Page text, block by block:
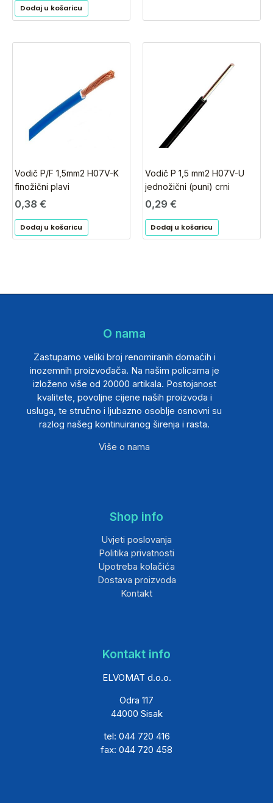
Dodaj u košaricu
Vodič P/F 1,5mm2 H07V-K
finožični plavi
0,38 €
Dodaj u košaricu
Vodič P 1,5 mm2 H07V-U
jednožični (puni) crni
0,29 €
Dodaj u košaricu
O nama
Zastupamo veliki broj renomiranih domaćih i
inozemnih proizvođača. Na našim policama je
izloženo više od 20000 artikala. Postojanost
kvalitete, povoljne cijene naših proizvoda i
usluga, te stručno i ljubazno osoblje osnovni su
razlog našeg kontinuiranog širenja i rasta.
Više o nama
Shop info
Uvjeti poslovanja
Politika privatnosti
Upotreba kolačića
Dostava proizvoda
Kontakt
Kontakt info
ELVOMAT d.o.o.
Odra 117
44000 Sisak
tel: 044 720 416
fax: 044 720 458